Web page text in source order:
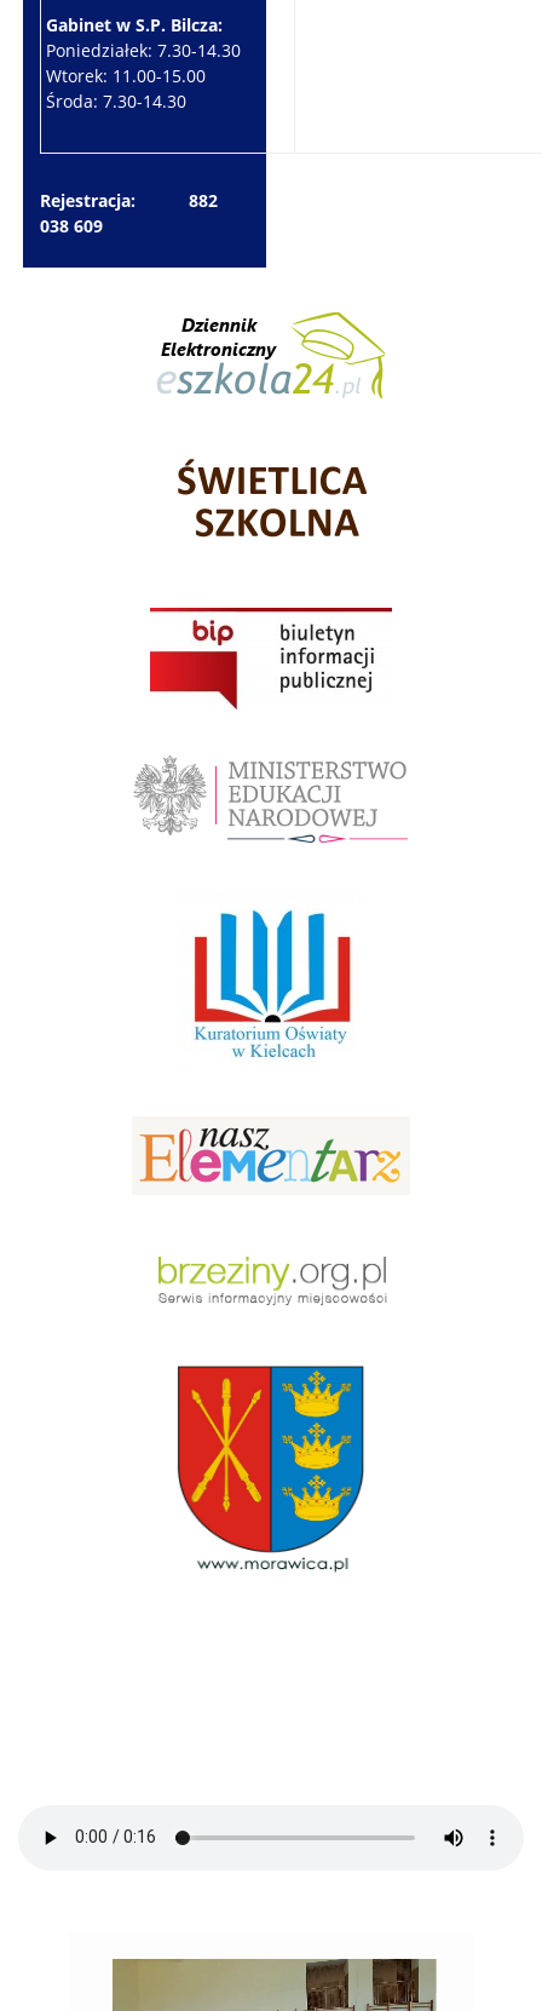
Gabinet w S.P. Bilcza:
Poniedziałek: 7.30-14.30
Wtorek: 11.00-15.00
Środa: 7.30-14.30
Rejestracja: 882
038 609